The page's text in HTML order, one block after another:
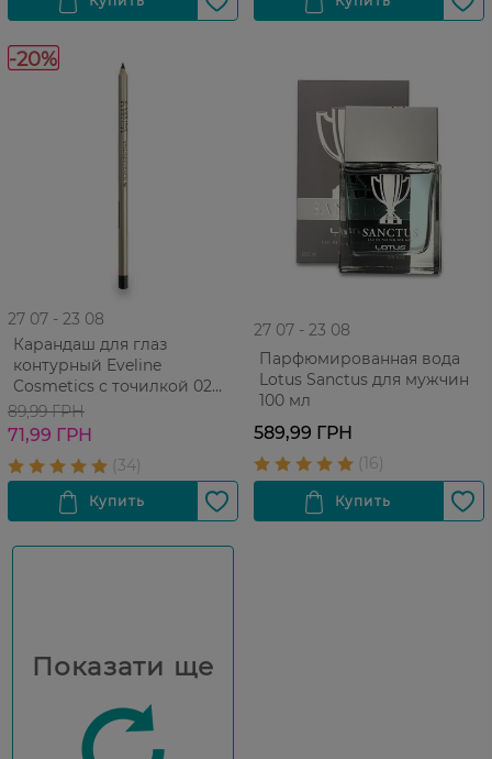
-20%
27 07 - 23 08
Карандаш для глаз
контурный Eveline
Cosmetics с точилкой 02
Black 2 г
89,99 ГРН
71,99 ГРН
27 07 - 23 08
Парфюмированная вода
Lotus Sanctus для мужчин
100 мл
589,99 ГРН
Показати ще